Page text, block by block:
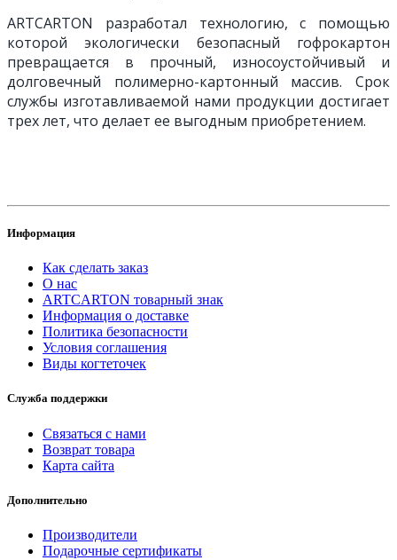
ARTCARTON разработал технологию, с помощью
которой экологически безопасный гофрокартон
превращается в прочный, износоустойчивый и
долговечный полимерно-картонный массив. Срок
службы изготавливаемой нами продукции достигает
трех лет, что делает ее выгодным приобретением.
Информация
Как сделать заказ
О нас
ARTCARTON товарный знак
Информация о доставке
Политика безопасности
Условия соглашения
Виды когтеточек
Служба поддержки
Связаться с нами
Возврат товара
Карта сайта
Дополнительно
Производители
Подарочные сертификаты